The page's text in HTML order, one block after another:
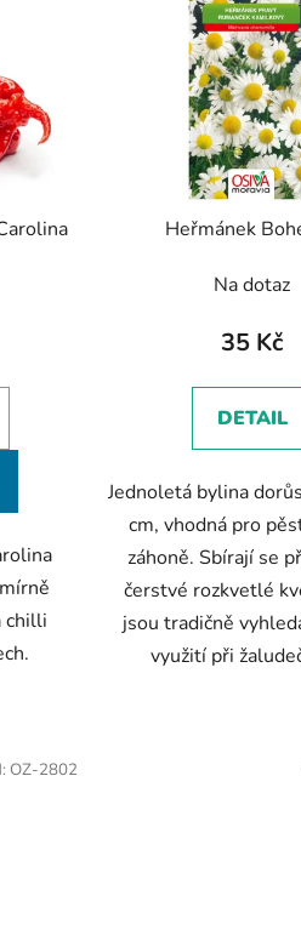
chilli
Heřmánek
Na dotaz
35 Kč
DETAIL
Jednoletá bylina
cm, vhodná pro
záhoně. Sbírají se
čerstvé rozkvetlé
jsou tradičně
využití při
OZ-2802